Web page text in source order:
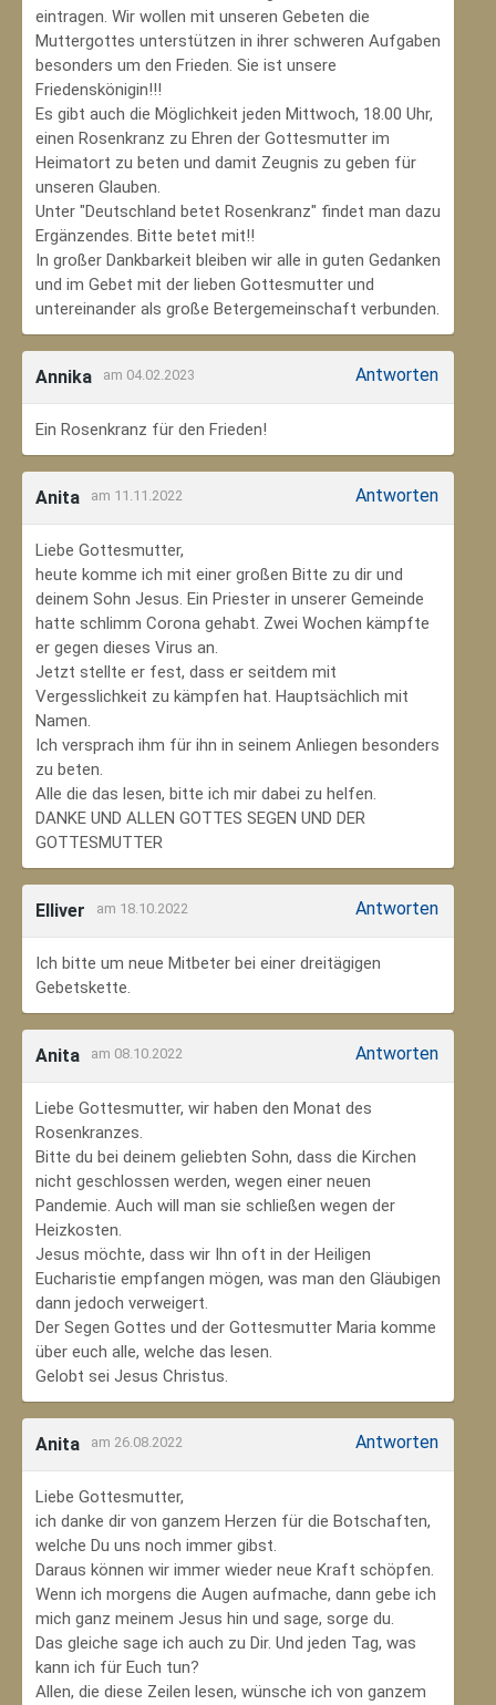
eintragen. Wir wollen mit unseren Gebeten die
Muttergottes unterstützen in ihrer schweren Aufgaben
besonders um den Frieden. Sie ist unsere
Friedenskönigin!!!
Es gibt auch die Möglichkeit jeden Mittwoch, 18.00 Uhr,
einen Rosenkranz zu Ehren der Gottesmutter im
Heimatort zu beten und damit Zeugnis zu geben für
unseren Glauben.
Unter "Deutschland betet Rosenkranz" findet man dazu
Ergänzendes. Bitte betet mit!!
In großer Dankbarkeit bleiben wir alle in guten Gedanken
und im Gebet mit der lieben Gottesmutter und
untereinander als große Betergemeinschaft verbunden.
Annika am 04.02.2023 Antworten
Ein Rosenkranz für den Frieden!
Anita am 11.11.2022 Antworten
Liebe Gottesmutter,
heute komme ich mit einer großen Bitte zu dir und
deinem Sohn Jesus. Ein Priester in unserer Gemeinde
hatte schlimm Corona gehabt. Zwei Wochen kämpfte
er gegen dieses Virus an.
Jetzt stellte er fest, dass er seitdem mit
Vergesslichkeit zu kämpfen hat. Hauptsächlich mit
Namen.
Ich versprach ihm für ihn in seinem Anliegen besonders
zu beten.
Alle die das lesen, bitte ich mir dabei zu helfen.
DANKE UND ALLEN GOTTES SEGEN UND DER
GOTTESMUTTER
Elliver am 18.10.2022 Antworten
Ich bitte um neue Mitbeter bei einer dreitägigen
Gebetskette.
Anita am 08.10.2022 Antworten
Liebe Gottesmutter, wir haben den Monat des
Rosenkranzes.
Bitte du bei deinem geliebten Sohn, dass die Kirchen
nicht geschlossen werden, wegen einer neuen
Pandemie. Auch will man sie schließen wegen der
Heizkosten.
Jesus möchte, dass wir Ihn oft in der Heiligen
Eucharistie empfangen mögen, was man den Gläubigen
dann jedoch verweigert.
Der Segen Gottes und der Gottesmutter Maria komme
über euch alle, welche das lesen.
Gelobt sei Jesus Christus.
Anita am 26.08.2022 Antworten
Liebe Gottesmutter,
ich danke dir von ganzem Herzen für die Botschaften,
welche Du uns noch immer gibst.
Daraus können wir immer wieder neue Kraft schöpfen.
Wenn ich morgens die Augen aufmache, dann gebe ich
mich ganz meinem Jesus hin und sage, sorge du.
Das gleiche sage ich auch zu Dir. Und jeden Tag, was
kann ich für Euch tun?
Allen, die diese Zeilen lesen, wünsche ich von ganzem